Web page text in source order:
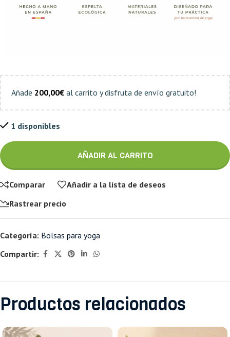
Añade 200,00€ al carrito y disfruta de envío gratuito!
1 disponibles
AÑADIR AL CARRITO
Comparar
Añadir a la lista de deseos
Rastrear precio
Categoría: Bolsas para yoga
Compartir:
Productos relacionados